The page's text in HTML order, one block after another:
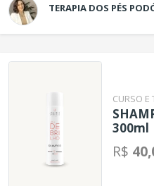
TERAPIA DOS PÉS
CURSO E
300ml
R$